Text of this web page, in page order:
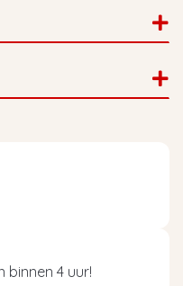
binnen 4 uur!